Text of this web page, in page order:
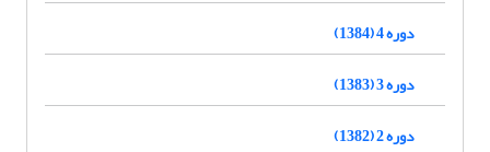
دوره 4 (1384)
دوره 3 (1383)
دوره 2 (1382)